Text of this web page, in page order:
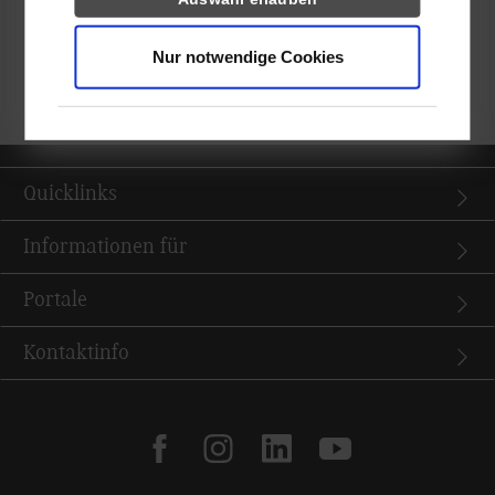
Nur notwendige Cookies
Quicklinks
Informationen für
Portale
Kontaktinfo
facebookinstagramlinkedinyoutube